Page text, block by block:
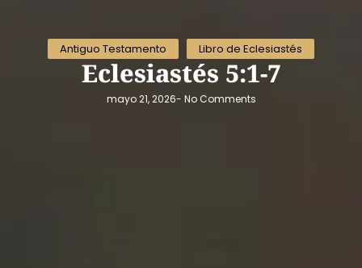
Antiguo Testamento Libro de Eclesiastés
Eclesiastés 5:1-7
mayo 21, 2026- No Comments